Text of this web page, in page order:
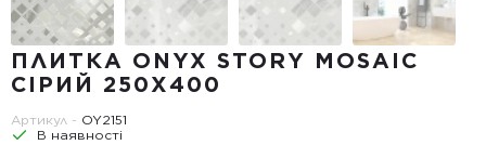
ПЛИТКА ONYX STORY MOSAIC
СІРИЙ 250X400
Артикул - OY2151
В наявності